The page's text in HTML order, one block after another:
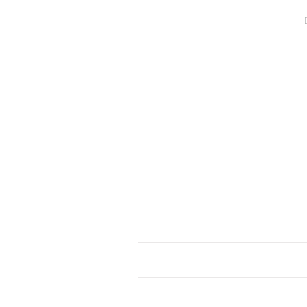
votre site. Énoncez clairement vos